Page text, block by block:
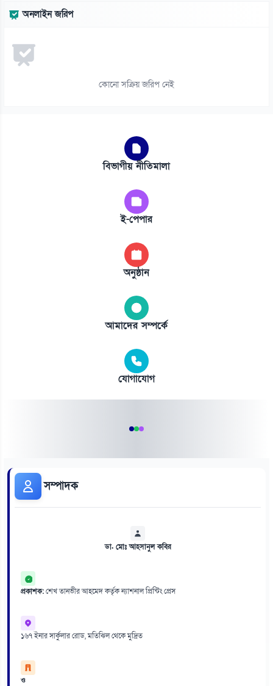
অনলাইন জরিপ
কোনো সক্রিয় জরিপ নেই
বিভাগীয় নীতিমালা
ই-পেপার
অনুষ্ঠান
আমাদের সম্পর্কে
যোগাযোগ
সম্পাদক
ডা. মোঃ আহসানুল কবির
প্রকাশক:শেখ তানভীর আহমেদ কর্তৃক ন্যাশনাল প্রিন্টিং প্রেস
১৬৭ ইনার সার্কুলার রোড, মতিঝিল থেকে মুদ্রিত
ও